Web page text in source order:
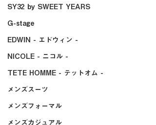
SY32 by SWEET YEARS
G-stage
EDWIN - エドウィン -
NICOLE - ニコル -
TETE HOMME - テットオム -
メンズスーツ
メンズフォーマル
メンズカジュアル